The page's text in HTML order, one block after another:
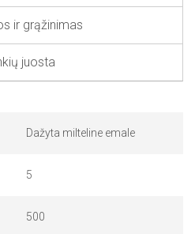
ir grąžinimas
juosta
Dažyta milteline emale
5
500